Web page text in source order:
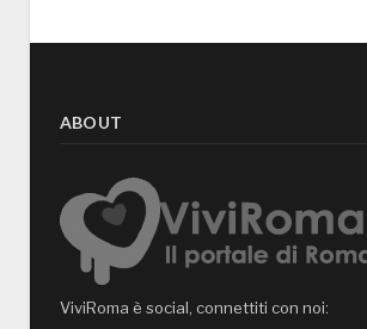
ABOUT
ViviRoma è social, connettiti con noi: